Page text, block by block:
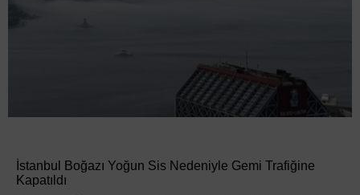
İstanbul Boğazı Yoğun Sis Nedeniyle Gemi Trafiğine
Kapatıldı